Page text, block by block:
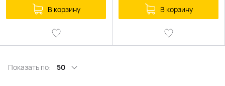
В корзину В корзину
Показать по: 50